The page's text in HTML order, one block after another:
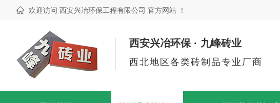
欢迎访问 西安兴冶环保工程有限公司 官方网站 ！
西安兴冶环保 · 九峰砖业
西北地区各类砖制品专业厂商